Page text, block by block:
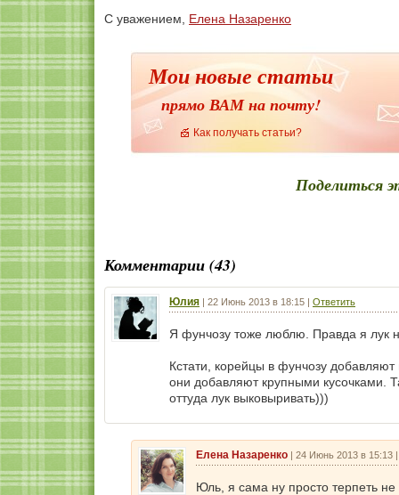
С уважением, Елена Назаренко
Мои новые статьи
прямо ВАМ на почту!
Как получать статьи?
Поделиться
Комментарии (43)
Юлия | 22 Июнь 2013 в 18:15 | Ответить
Я фунчозу тоже люблю. Правда я лук
Кстати, корейцы в фунчозу
они добавляют крупными кусочками.
оттуда лук выковыривать)))
Елена Назаренко | 24 Июнь 2013 в 15:13
Юль, я сама ну просто терпеть